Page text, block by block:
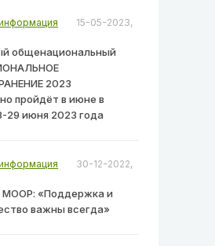
15-05-2023,
общенациональный
2023
пройдёт в июне в
29 июня 2023 года
30-12-2022,
МООР: «Поддержка и
важны всегда»